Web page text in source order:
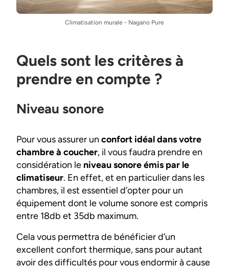
Climatisation murale - Nagano Pure
Quels sont les critères à
prendre en compte ?
Niveau sonore
Pour vous assurer un confort idéal dans votre
chambre à coucher, il vous faudra prendre en
considération le niveau sonore émis par le
climatiseur. En effet, et en particulier dans les
chambres, il est essentiel d’opter pour un
équipement dont le volume sonore est compris
entre 18db et 35db maximum.
Cela vous permettra de bénéficier d’un
excellent confort thermique, sans pour autant
avoir des difficultés pour vous endormir à cause